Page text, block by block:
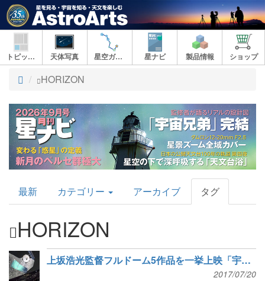
トピックス 天体写真 星空ガイド 星ナビ 製品情報 ショップ
ト
プ
HORIZON
AstroArts
Topics
最新 カテゴリー アーカイブ タグ
HORIZON
上坂浩光監督フルドーム5作品を一挙上映「宇宙の中のわたしたち」
2017/07/20